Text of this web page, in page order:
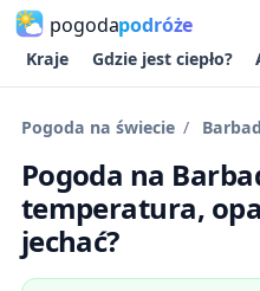
pogodapodróże
Kraje Gdzie jest ciepło?
Pogoda na świecie
Pogoda na
temperatura,
jechać?